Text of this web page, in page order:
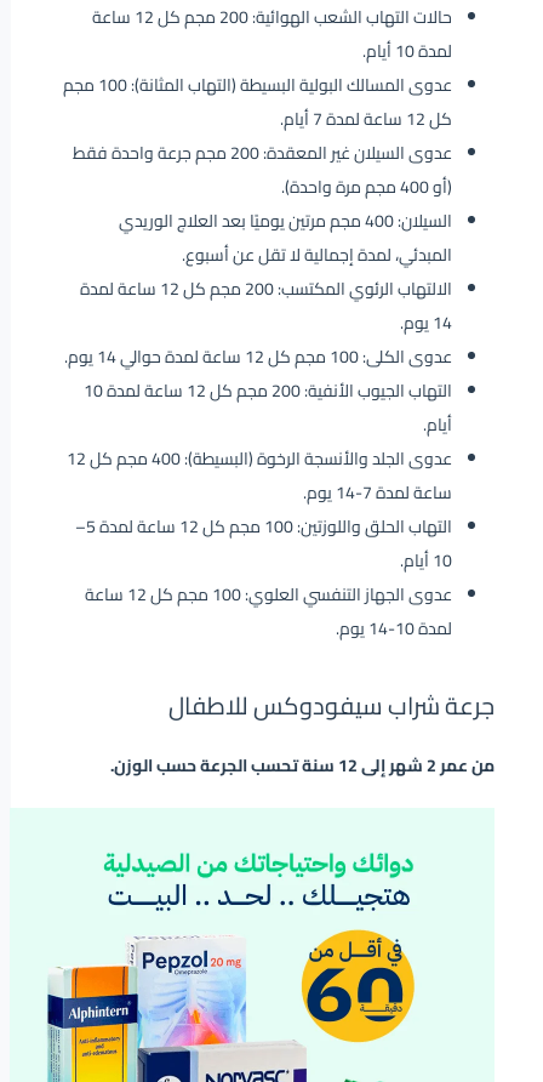
حالات التهاب الشعب الهوائية: 200 مجم كل 12 ساعة
لمدة 10 أيام.
عدوى المسالك البولية البسيطة (التهاب المثانة): 100 مجم
كل 12 ساعة لمدة 7 أيام.
عدوى السيلان غير المعقدة: 200 مجم جرعة واحدة فقط
(أو 400 مجم مرة واحدة).
السيلان: 400 مجم مرتين يوميًا بعد العلاج الوريدي
المبدئي، لمدة إجمالية لا تقل عن أسبوع.
الالتهاب الرئوي المكتسب: 200 مجم كل 12 ساعة لمدة
14 يوم.
عدوى الكلى: 100 مجم كل 12 ساعة لمدة حوالي 14 يوم.
التهاب الجيوب الأنفية: 200 مجم كل 12 ساعة لمدة 10
أيام.
عدوى الجلد والأنسجة الرخوة (البسيطة): 400 مجم كل 12
ساعة لمدة 7-14 يوم.
التهاب الحلق واللوزتين: 100 مجم كل 12 ساعة لمدة 5–
10 أيام.
عدوى الجهاز التنفسي العلوي: 100 مجم كل 12 ساعة
لمدة 10-14 يوم.
جرعة شراب سيفودوكس للاطفال
من عمر 2 شهر إلى 12 سنة تحسب الجرعة حسب الوزن.